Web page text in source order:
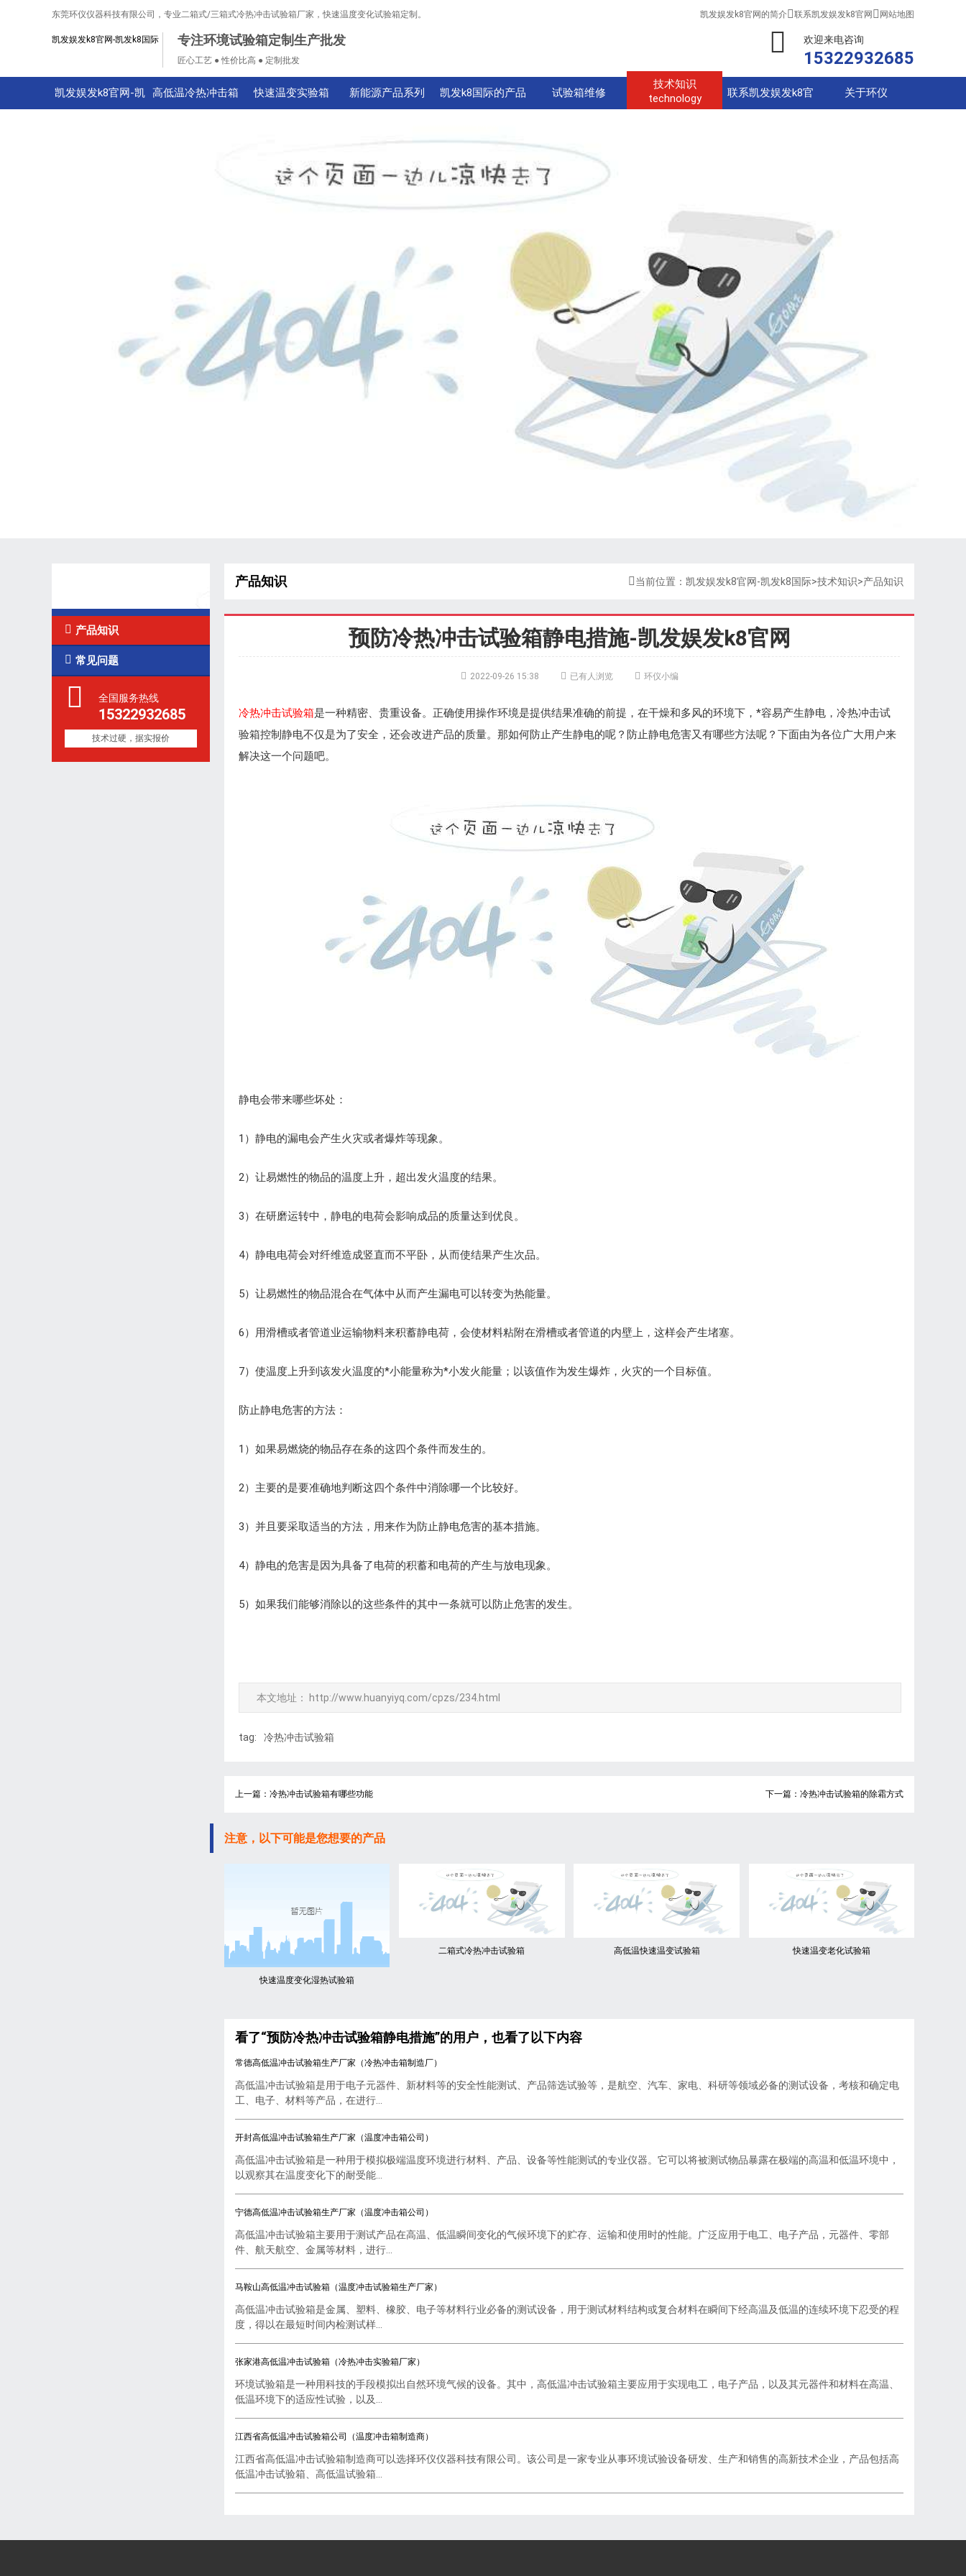
东莞环仪仪器科技有限公司，专业二箱式/三箱式冷热冲击试验箱厂家，快速温度变化试验箱定制。 凯发娱发k8官网的简介联系凯发娱发k8官网  网站地图
凯发娱发k8官网-凯发k8国际 专注环境试验箱定制生产批发
匠心工艺 ● 性价比高 ● 定制批发
欢迎来电咨询
15322932685
凯发娱发k8官网-凯 高低温冷热冲击箱 快速温变实验箱 新能源产品系列 凯发k8国际的产品 试验箱维修
技术知识
technology
联系凯发娱发k8官 关于环仪
 产品知识
 常见问题
全国服务热线
15322932685
技术过硬，据实报价
产品知识 当前位置： 凯发娱发k8官网-凯发k8国际>技术知识>产品知识
预防冷热冲击试验箱静电措施-凯发娱发k8官网
 2022-09-26 15:38  已有人浏览  环仪小编
冷热冲击试验箱是一种精密、贵重设备。正确使用操作环境是提供结果准确的前提，在干燥和多风的环境下，*容易产生静电，冷热冲击试
验箱控制静电不仅是为了安全，还会改进产品的质量。那如何防止产生静电的呢？防止静电危害又有哪些方法呢？下面由为各位广大用户来
解决这一个问题吧。
静电会带来哪些坏处：
1）静电的漏电会产生火灾或者爆炸等现象。
2）让易燃性的物品的温度上升，超出发火温度的结果。
3）在研磨运转中，静电的电荷会影响成品的质量达到优良。
4）静电电荷会对纤维造成竖直而不平卧，从而使结果产生次品。
5）让易燃性的物品混合在气体中从而产生漏电可以转变为热能量。
6）用滑槽或者管道业运输物料来积蓄静电荷，会使材料粘附在滑槽或者管道的内壁上，这样会产生堵塞。
7）使温度上升到该发火温度的*小能量称为*小发火能量；以该值作为发生爆炸，火灾的一个目标值。
防止静电危害的方法：
1）如果易燃烧的物品存在条的这四个条件而发生的。
2）主要的是要准确地判断这四个条件中消除哪一个比较好。
3）并且要采取适当的方法，用来作为防止静电危害的基本措施。
4）静电的危害是因为具备了电荷的积蓄和电荷的产生与放电现象。
5）如果我们能够消除以的这些条件的其中一条就可以防止危害的发生。
本文地址： http://www.huanyiyq.com/cpzs/234.html
tag: 冷热冲击试验箱
上一篇：冷热冲击试验箱有哪些功能 下一篇：冷热冲击试验箱的除霜方式
注意，以下可能是您想要的产品
快速温度变化湿热试验箱
二箱式冷热冲击试验箱 高低温快速温变试验箱 快速温变老化试验箱
看了“预防冷热冲击试验箱静电措施”的用户，也看了以下内容
常德高低温冲击试验箱生产厂家（冷热冲击箱制造厂）
高低温冲击试验箱是用于电子元器件、新材料等的安全性能测试、产品筛选试验等，是航空、汽车、家电、科研等领域必备的测试设备，考核和确定电
工、电子、材料等产品，在进行...
开封高低温冲击试验箱生产厂家（温度冲击箱公司）
高低温冲击试验箱是一种用于模拟极端温度环境进行材料、产品、设备等性能测试的专业仪器。它可以将被测试物品暴露在极端的高温和低温环境中，
以观察其在温度变化下的耐受能...
宁德高低温冲击试验箱生产厂家（温度冲击箱公司）
高低温冲击试验箱主要用于测试产品在高温、低温瞬间变化的气候环境下的贮存、运输和使用时的性能。广泛应用于电工、电子产品，元器件、零部
件、航天航空、金属等材料，进行...
马鞍山高低温冲击试验箱（温度冲击试验箱生产厂家）
高低温冲击试验箱是金属、塑料、橡胶、电子等材料行业必备的测试设备，用于测试材料结构或复合材料在瞬间下经高温及低温的连续环境下忍受的程
度，得以在最短时间内检测试样...
张家港高低温冲击试验箱（冷热冲击实验箱厂家）
环境试验箱是一种用科技的手段模拟出自然环境气候的设备。其中，高低温冲击试验箱主要应用于实现电工，电子产品，以及其元器件和材料在高温、
低温环境下的适应性试验，以及...
江西省高低温冲击试验箱公司（温度冲击箱制造商）
江西省高低温冲击试验箱制造商可以选择环仪仪器科技有限公司。该公司是一家专业从事环境试验设备研发、生产和销售的高新技术企业，产品包括高
低温冲击试验箱、高低温试验箱...